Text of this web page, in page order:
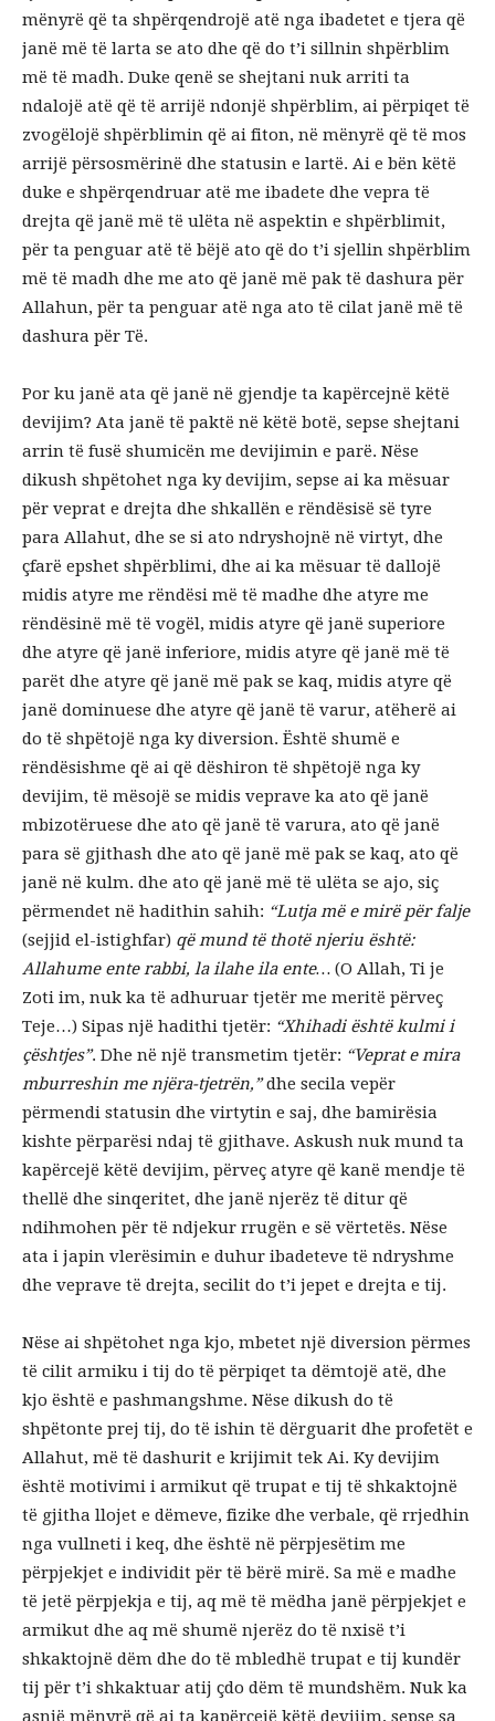
mënyrë që ta shpërqendrojë atë nga ibadetet e tjera që
janë më të larta se ato dhe që do t’i sillnin shpërblim
më të madh. Duke qenë se shejtani nuk arriti ta
ndalojë atë që të arrijë ndonjë shpërblim, ai përpiqet të
zvogëlojë shpërblimin që ai fiton, në mënyrë që të mos
arrijë përsosmërinë dhe statusin e lartë. Ai e bën këtë
duke e shpërqendruar atë me ibadete dhe vepra të
drejta që janë më të ulëta në aspektin e shpërblimit,
për ta penguar atë të bëjë ato që do t’i sjellin shpërblim
më të madh dhe me ato që janë më pak të dashura për
Allahun, për ta penguar atë nga ato të cilat janë më të
dashura për Të.
Por ku janë ata që janë në gjendje ta kapërcejnë këtë
devijim? Ata janë të paktë në këtë botë, sepse shejtani
arrin të fusë shumicën me devijimin e parë. Nëse
dikush shpëtohet nga ky devijim, sepse ai ka mësuar
për veprat e drejta dhe shkallën e rëndësisë së tyre
para Allahut, dhe se si ato ndryshojnë në virtyt, dhe
çfarë epshet shpërblimi, dhe ai ka mësuar të dallojë
midis atyre me rëndësi më të madhe dhe atyre me
rëndësinë më të vogël, midis atyre që janë superiore
dhe atyre që janë inferiore, midis atyre që janë më të
parët dhe atyre që janë më pak se kaq, midis atyre që
janë dominuese dhe atyre që janë të varur, atëherë ai
do të shpëtojë nga ky diversion. Është shumë e
rëndësishme që ai që dëshiron të shpëtojë nga ky
devijim, të mësojë se midis veprave ka ato që janë
mbizotëruese dhe ato që janë të varura, ato që janë
para së gjithash dhe ato që janë më pak se kaq, ato që
janë në kulm. dhe ato që janë më të ulëta se ajo, siç
përmendet në hadithin sahih: “Lutja më e mirë për falje
(sejjid el-istighfar) që mund të thotë njeriu është:
Allahume ente rabbi, la ilahe ila ente… (O Allah, Ti je
Zoti im, nuk ka të adhuruar tjetër me meritë përveç
Teje…) Sipas një hadithi tjetër: “Xhihadi është kulmi i
çështjes”. Dhe në një transmetim tjetër: “Veprat e mira
mburreshin me njëra-tjetrën,”dhe secila vepër
përmendi statusin dhe virtytin e saj, dhe bamirësia
kishte përparësi ndaj të gjithave. Askush nuk mund ta
kapërcejë këtë devijim, përveç atyre që kanë mendje të
thellë dhe sinqeritet, dhe janë njerëz të ditur që
ndihmohen për të ndjekur rrugën e së vërtetës. Nëse
ata i japin vlerësimin e duhur ibadeteve të ndryshme
dhe veprave të drejta, secilit do t’i jepet e drejta e tij.
Nëse ai shpëtohet nga kjo, mbetet një diversion përmes
të cilit armiku i tij do të përpiqet ta dëmtojë atë, dhe
kjo është e pashmangshme. Nëse dikush do të
shpëtonte prej tij, do të ishin të dërguarit dhe profetët e
Allahut, më të dashurit e krijimit tek Ai. Ky devijim
është motivimi i armikut që trupat e tij të shkaktojnë
të gjitha llojet e dëmeve, fizike dhe verbale, që rrjedhin
nga vullneti i keq, dhe është në përpjesëtim me
përpjekjet e individit për të bërë mirë. Sa më e madhe
të jetë përpjekja e tij, aq më të mëdha janë përpjekjet e
armikut dhe aq më shumë njerëz do të nxisë t’i
shkaktojnë dëm dhe do të mbledhë trupat e tij kundër
tij për t’i shkaktuar atij çdo dëm të mundshëm. Nuk ka
asnjë mënyrë që ai ta kapërcejë këtë devijim, sepse sa